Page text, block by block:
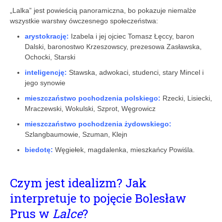
„Lalka” jest powieścią panoramiczna, bo pokazuje niemalże
wszystkie warstwy ówczesnego społeczeństwa:
arystokrację: Izabela i jej ojciec Tomasz Łęccy, baron
Dalski, baronostwo Krzeszowscy, prezesowa Zasławska,
Ochocki, Starski
inteligencję: Stawska, adwokaci, studenci, stary Mincel i
jego synowie
mieszczaństwo pochodzenia polskiego: Rzecki, Lisiecki,
Mraczewski, Wokulski, Szprot, Węgrowicz
mieszczaństwo pochodzenia żydowskiego:
Szlangbaumowie, Szuman, Klejn
biedotę: Węgiełek, magdalenka, mieszkańcy Powiśla.
Czym jest idealizm? Jak
interpretuje to pojęcie Bolesław
Prus w Lalce?